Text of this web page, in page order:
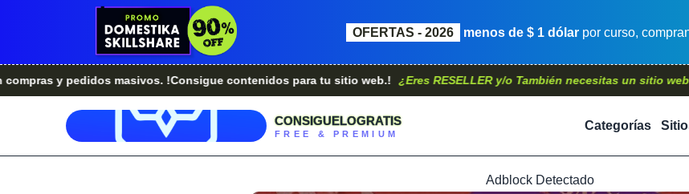
OFERTAS - 2026 menos de $ 1 dólar por curso,
y pedidos masivos. !Consigue contenidos para tu sitio web.! ¿Eres RESELLER y/o También necesitas un sitio web?.
CONSIGUELOGRATIS
FREE & PREMIUM
Categorías
Adblock Detectado